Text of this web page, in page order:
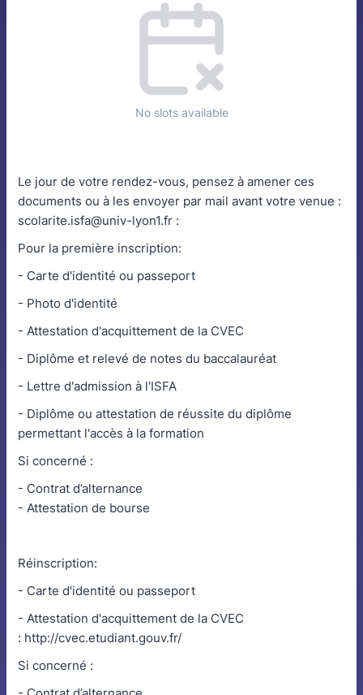
No slots available
Le jour de votre rendez-vous, pensez à amener ces
documents ou à les envoyer par mail avant votre venue :
scolarite.isfa@univ-lyon1.fr :
Pour la première inscription:
- Carte d'identité ou passeport
- Photo d'identité
- Attestation d'acquittement de la CVEC
- Diplôme et relevé de notes du baccalauréat
- Lettre d'admission à l'ISFA
- Diplôme ou attestation de réussite du diplôme
permettant l'accès à la formation
Si concerné :
- Contrat d’alternance
- Attestation de bourse
Réinscription:
- Carte d'identité ou passeport
- Attestation d'acquittement de la CVEC
: http://cvec.etudiant.gouv.fr/
Si concerné :